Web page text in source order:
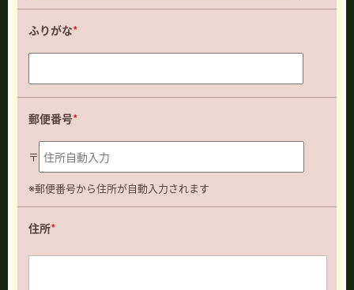
ふりがな*
郵便番号*
〒
※郵便番号から住所が自動入力されます
住所*